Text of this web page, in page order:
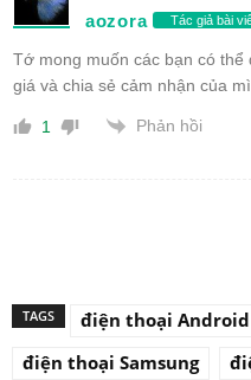
aozora Tác giả bài
Tớ mong muốn các bạn có
giá và chia sẻ cảm nhận của
1 Phản hồi
TAGS điện thoại Android
điện thoại Samsung